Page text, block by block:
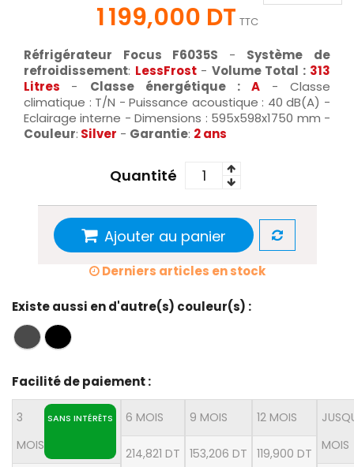
1 199,000 DT TTC
Réfrigérateur Focus F6035S - Système de
refroidissement: LessFrost - Volume Total : 313
Litres - Classe énergétique :A - Classe
climatique : T/N - Puissance acoustique : 40 dB(A) -
Eclairage interne - Dimensions : 595x598x1750 mm -
Couleur: Silver - Garantie: 2 ans
Quantité
Ajouter au panier
Derniers articles en stock
Existe aussi en d'autre(s) couleur(s) :
Facilité de paiement :
3
MOIS
SANS INTÉRÊTS 6 MOIS
214,821 DT
9 MOIS
153,206 DT
12 MOIS
119,900 DT
MOIS